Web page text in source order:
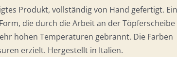
Produkt, vollständig von Hand gefertigt.
die durch die Arbeit an der Töpferscheibe
hohen Temperaturen gebrannt. Die Farben
erzielt. Hergestellt in Italien.